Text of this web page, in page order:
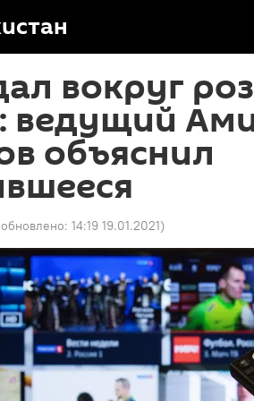
вокруг
ведущий
объяснил
14:19 19.01.2021)